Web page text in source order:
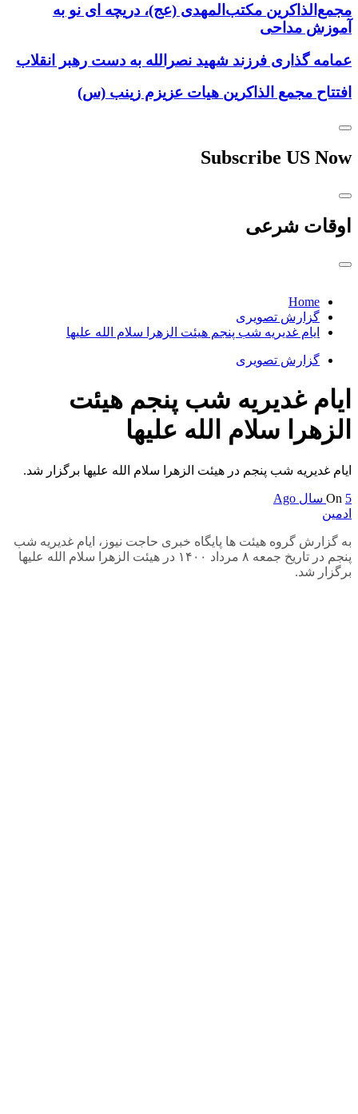
مجمع‌الذاکرین مکتب‌المهدی (عج)، دریچه ای نو به
آموزش مداحی
عمامه گذاری فرزند شهید نصرالله به دست رهبر انقلاب
افتتاح مجمع الذاکرین هیات عزیزم زینب (س)
Subscribe US Now
اوقات شرعی
Home
گزارش تصویری
ایام غدیریه شب پنجم هیئت الزهرا سلام الله علیها
گزارش تصویری
ایام غدیریه شب پنجم هیئت
الزهرا سلام الله علیها
ایام غدیریه شب پنجم در هیئت الزهرا سلام الله علیها برگزار شد.
On 5 سال Ago
ادمین
به گزارش گروه هیئت ها پایگاه خبری حاجت نیوز، ایام غدیریه شب
پنجم در تاریخ جمعه ۸ مرداد ۱۴۰۰ در هیئت الزهرا سلام الله علیها
برگزار شد.